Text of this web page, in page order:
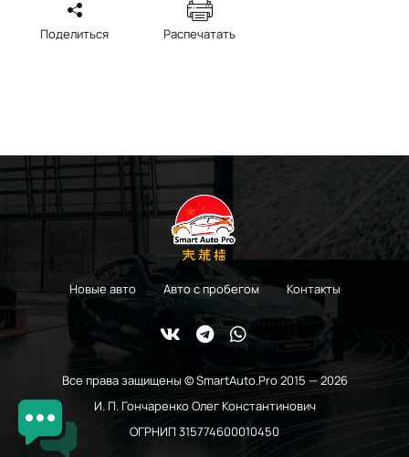
Поделиться Распечатать
Новые авто Авто с пробегом Контакты
Все права защищены © SmartAuto.Pro 2015 — 2026
И. П. Гончаренко Олег Константинович
ОГРНИП 315774600010450